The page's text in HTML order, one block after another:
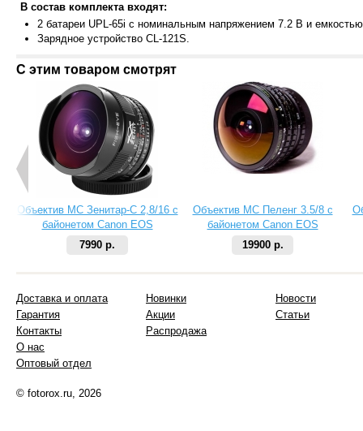
В состав комплекта входят:
2 батареи UPL-65i с номинальным напряжением 7.2 В и
Зарядное устройство CL-121S.
С этим товаром смотрят
Объектив МС Зенитар-C 2,8/16 с
байонетом Canon EOS
7990 р.
Объектив МС Пеленг 3.5/8 с
байонетом Canon EOS
19900 р.
Доставка и оплата
Гарантия
Контакты
О нас
Оптовый отдел
Новинки
Акции
Распродажа
Новости
Статьи
© fotorox.ru, 2026